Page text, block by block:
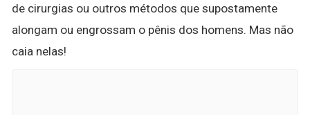
de cirurgias ou outros métodos que supostamente
alongam ou engrossam o pênis dos homens. Mas não
caia nelas!